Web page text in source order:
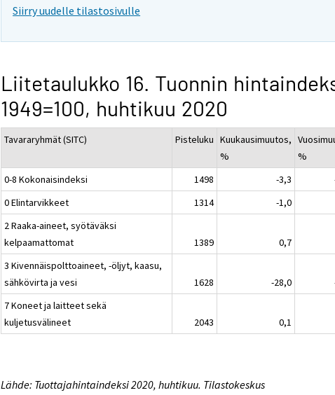
Siirry uudelle tilastosivulle
Liitetaulukko 16. Tuonnin
1949=100, huhtikuu 2020
Tavararyhmät (SITC) Pisteluku Kuukausimuutos,
%
%
0-8 Kokonaisindeksi
1498 -3,3
0 Elintarvikkeet
1314
-1,0
2 Raaka-aineet, syötäväksi
kelpaamattomat
1389
0,7
3 Kivennäispolttoaineet, -öljyt, kaasu,
sähkövirta ja vesi
1628 -28,0
7 Koneet ja laitteet sekä
kuljetusvälineet
2043 0,1
Lähde: Tuottajahintaindeksi 2020, huhtikuu. Tilastokeskus